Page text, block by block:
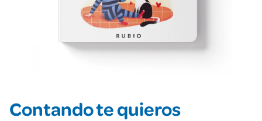
Contando te quieros